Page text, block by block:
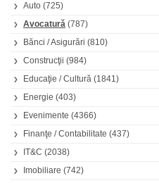
Auto (725)
Avocatură (787)
Bănci / Asigurări (810)
Construcţii (984)
Educaţie / Cultură (1841)
Energie (403)
Evenimente (4366)
Finanţe / Contabilitate (437)
IT&C (2038)
Imobiliare (742)